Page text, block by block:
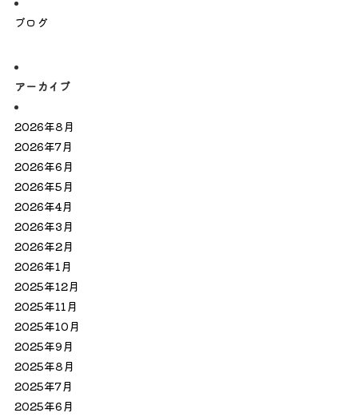
ブログ
アーカイブ
2026年8月
2026年7月
2026年6月
2026年5月
2026年4月
2026年3月
2026年2月
2026年1月
2025年12月
2025年11月
2025年10月
2025年9月
2025年8月
2025年7月
2025年6月